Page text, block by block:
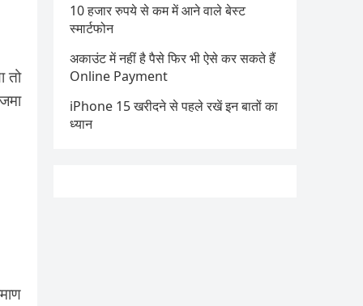
तो
10 हजार रुपये से कम में आने वाले बेस्ट
स्मार्टफोन
अकाउंट में नहीं है पैसे फिर भी ऐसे कर सकते हैं
Online Payment
iPhone 15 खरीदने से पहले रखें इन बातों का
ध्यान